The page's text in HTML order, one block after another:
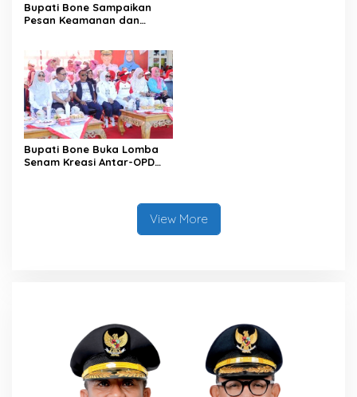
Bupati Bone Sampaikan
Pesan Keamanan dan
Bupati Bone Buka Lomba
Senam Kreasi Antar-OPD
View More